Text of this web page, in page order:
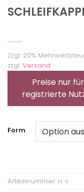
Zzgl. 20%
zzgl. Versand
Preise nur für
registrierte
Form
Artikelnummer: n. v.